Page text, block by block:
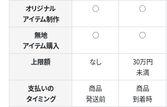
オリジナル
アイテム制作
○ ○
無地
アイテム購入
○ ○
上限額 なし
30万円
未満
支払いの
タイミング
商品
発送前
商品
到着時